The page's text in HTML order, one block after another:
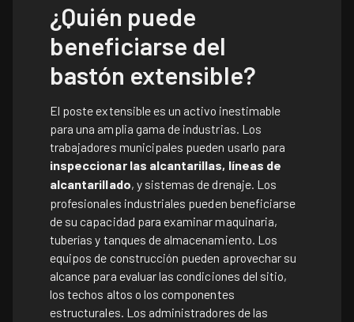
¿Quién puede
beneficiarse del
bastón extensible?
El poste extensible es un activo inestimable
para una amplia gama de industrias. Los
trabajadores municipales pueden usarlo para
inspeccionar las alcantarillas, líneas de
alcantarillado, y sistemas de drenaje. Los
profesionales industriales pueden beneficiarse
de su capacidad para examinar maquinaria,
tuberías y tanques de almacenamiento. Los
equipos de construcción pueden aprovechar su
alcance para evaluar las condiciones del sitio,
los techos altos o los componentes
estructurales. Los administradores de las